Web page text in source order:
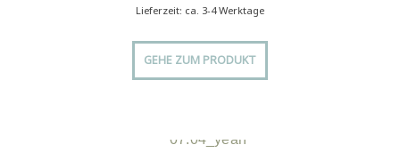
Lieferzeit: ca. 3-4 Werktage
GEHE ZUM PRODUKT